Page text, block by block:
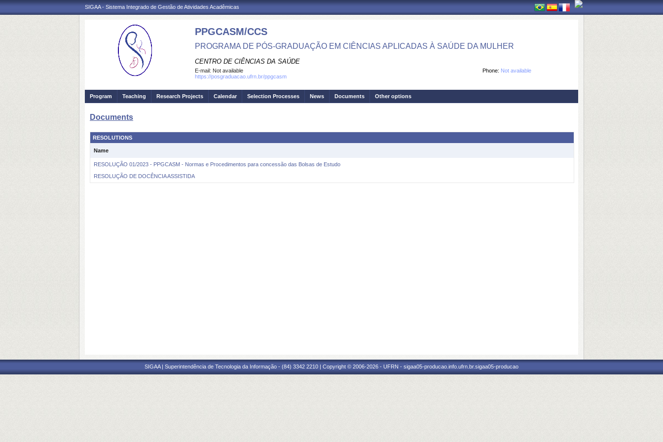
SIGAA - Sistema Integrado de Gestão de Atividades Acadêmicas
PPGCASM/CCS
PROGRAMA DE PÓS-GRADUAÇÃO EM CIÊNCIAS APLICADAS À SAÚDE DA MULHER
CENTRO DE CIÊNCIAS DA SAÚDE
Phone: Not available
E-mail: Not available
https://posgraduacao.ufrn.br/ppgcasm
Program Teaching Research Projects Calendar Selection Processes News Documents Other options
Documents
RESOLUTIONS
Name
RESOLUÇÃO 01/2023 - PPGCASM - Normas e Procedimentos para concessão das Bolsas de Estudo
RESOLUÇÃO DE DOCÊNCIA ASSISTIDA
SIGAA | Superintendência de Tecnologia da Informação - (84) 3342 2210 | Copyright © 2006-2026 - UFRN - sigaa05-producao.info.ufrn.br.sigaa05-producao